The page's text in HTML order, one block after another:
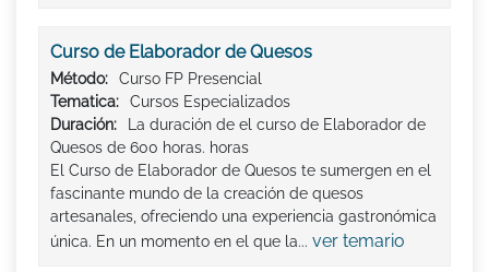
Curso de Elaborador de Quesos
Método:
Curso FP Presencial
Tematica:
Cursos Especializados
Duración:
La duración de el curso de Elaborador de
Quesos de 600 horas. horas
El Curso de Elaborador de Quesos te sumergen en el
fascinante mundo de la creación de quesos
artesanales, ofreciendo una experiencia gastronómica
única. En un momento en el que la... ver temario